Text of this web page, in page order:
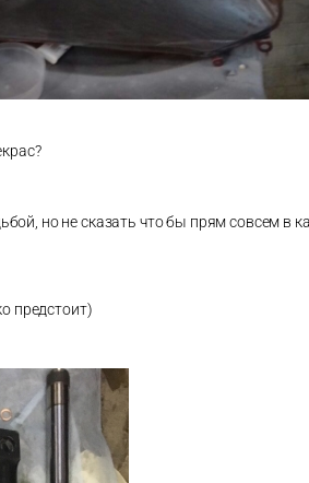
но не сказать что бы прям совсем в
предстоит)